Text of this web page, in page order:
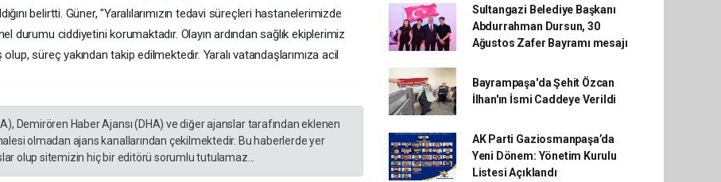
belirtti. Güner, "Yaralılarımızın tedavi süreçleri hastanelerimizde
durumu ciddiyetini korumaktadır. Olayın ardından sağlık ekiplerimiz
süreç yakından takip edilmektedir. Yaralı vatandaşlarımıza acil
Demirören Haber Ajansı (DHA) ve diğer ajanslar tarafından eklenen
olmadan ajans kanallarından çekilmektedir. Bu haberlerde yer
olup sitemizin hiç bir editörü sorumlu tutulamaz...
Sultangazi Belediye Başkanı
Abdurrahman Dursun, 30
Ağustos Zafer Bayramı mesajı
Bayrampaşa'da Şehit Özcan
İlhan'ın İsmi Caddeye Verildi
AK Parti Gaziosmanpaşa’da
Yeni Dönem: Yönetim Kurulu
Listesi Açıklandı